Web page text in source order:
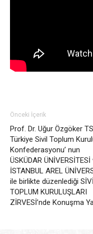
Önceki İçerik
Prof. Dr. Uğur Özgöker
Türkiye Sivil Toplum
Konfederasyonu’ nun
ÜSKÜDAR ÜNİVERSİTESİ
İSTANBUL AREL
ile birlikte düzenlediği
TOPLUM KURULUŞLARI
ZİRVESİ’nde Konuşma